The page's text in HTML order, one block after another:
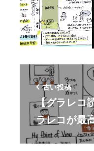
古い投稿
【グラレコ
ラレコが最